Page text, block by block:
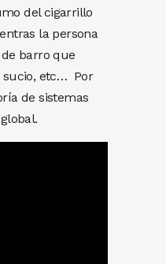
del cigarrillo
la persona
barro que
sucio, etc… Por
de sistemas